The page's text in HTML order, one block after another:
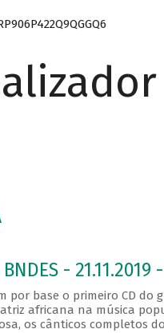
- 21.11.2019
por base o primeiro CD
africana na música
os cânticos completos